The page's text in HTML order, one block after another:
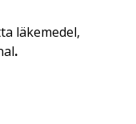
läkemedel,
.